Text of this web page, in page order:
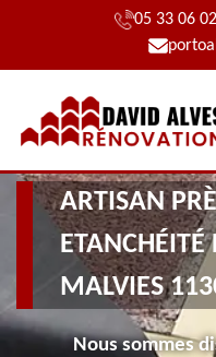
05 33 06
ARTISAN
ETANCHÉITÉ
MALVIES
Nous sommes